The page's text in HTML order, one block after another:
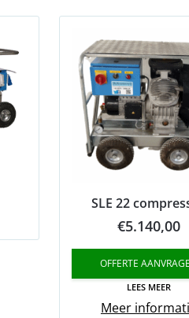
SLE 22
€5.140,00
OFFERTE
LEES MEER
Meer